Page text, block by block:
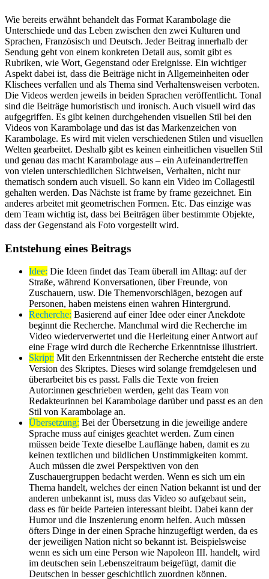
Wie bereits erwähnt behandelt das Format Karambolage die
Unterschiede und das Leben zwischen den zwei Kulturen und
Sprachen, Französisch und Deutsch. Jeder Beitrag innerhalb der
Sendung geht von einem konkreten Detail aus, somit gibt es
Rubriken, wie Wort, Gegenstand oder Ereignisse. Ein wichtiger
Aspekt dabei ist, dass die Beiträge nicht in Allgemeinheiten oder
Klischees verfallen und als Thema sind Verhaltensweisen verboten.
Die Videos werden jeweils in beiden Sprachen veröffentlicht. Tonal
sind die Beiträge humoristisch und ironisch. Auch visuell wird das
aufgegriffen. Es gibt keinen durchgehenden visuellen Stil bei den
Videos von Karambolage und das ist das Markenzeichen von
Karambolage. Es wird mit vielen verschiedenen Stilen und visuellen
Welten gearbeitet. Deshalb gibt es keinen einheitlichen visuellen Stil
und genau das macht Karambolage aus – ein Aufeinandertreffen
von vielen unterschiedlichen Sichtweisen, Verhalten, nicht nur
thematisch sondern auch visuell. So kann ein Video im Collagestil
gehalten werden. Das Nächste ist frame by frame gezeichnet. Ein
anderes arbeitet mit geometrischen Formen. Etc. Das einzige was
dem Team wichtig ist, dass bei Beiträgen über bestimmte Objekte,
dass der Gegenstand als Foto vorgestellt wird.
Entstehung eines Beitrags
Idee: Die Ideen findet das Team überall im Alltag: auf der
Straße, während Konversationen, über Freunde, von
Zuschauern, usw. Die Themenvorschlägen, bezogen auf
Personen, haben meistens einen wahren Hintergrund.
Recherche: Basierend auf einer Idee oder einer Anekdote
beginnt die Recherche. Manchmal wird die Recherche im
Video wiederverwertet und die Herleitung einer Antwort auf
eine Frage wird durch die Recherche Erkenntnisse illustriert.
Skript: Mit den Erkenntnissen der Recherche entsteht die erste
Version des Skriptes. Dieses wird solange fremdgelesen und
überarbeitet bis es passt. Falls die Texte von freien
Autor:innen geschrieben werden, geht das Team von
Redakteurinnen bei Karambolage darüber und passt es an den
Stil von Karambolage an.
Übersetzung: Bei der Übersetzung in die jeweilige andere
Sprache muss auf einiges geachtet werden. Zum einen
müssen beide Texte dieselbe Lauflänge haben, damit es zu
keinen textlichen und bildlichen Unstimmigkeiten kommt.
Auch müssen die zwei Perspektiven von den
Zuschauergruppen bedacht werden. Wenn es sich um ein
Thema handelt, welches der einen Nation bekannt ist und der
anderen unbekannt ist, muss das Video so aufgebaut sein,
dass es für beide Parteien interessant bleibt. Dabei kann der
Humor und die Inszenierung enorm helfen. Auch müssen
öfters Dinge in der einen Sprache hinzugefügt werden, da es
der jeweiligen Nation nicht so bekannt ist. Beispielsweise
wenn es sich um eine Person wie Napoleon III. handelt, wird
im deutschen sein Lebenszeitraum beigefügt, damit die
Deutschen in besser geschichtlich zuordnen können.